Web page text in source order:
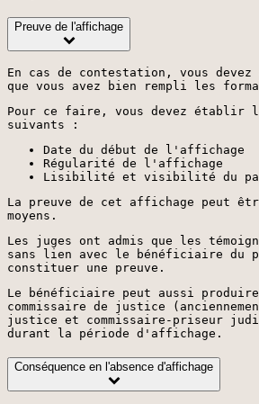
Preuve de l'affichage
En cas de contestation, vous
que vous avez bien rempli les
Pour ce faire, vous devez établir
suivants :
Date du début de l'affichage
Régularité de l'affichage
Lisibilité et visibilité du
La preuve de cet affichage peut
moyens.
Les juges ont admis que les
sans lien avec le bénéficiaire du
constituer une preuve.
Le bénéficiaire peut aussi
commissaire de justice
justice et commissaire-priseur
durant la période d'affichage.
Conséquence en l'absence d'affichage